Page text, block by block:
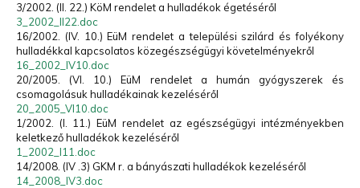
3/2002. (II. 22.) KöM rendelet a hulladékok égetéséről
3_2002_II22.doc
16/2002. (IV. 10.) EüM rendelet a települési szilárd és folyékony
hulladékkal kapcsolatos közegészségügyi követelményekről
16_2002_IV10.doc
20/2005. (VI. 10.) EüM rendelet a humán gyógyszerek és
csomagolásuk hulladékainak kezeléséről
20_2005_VI10.doc
1/2002. (I. 11.) EüM rendelet az egészségügyi intézményekben
keletkező hulladékok kezeléséről
1_2002_I11.doc
14/2008. (IV .3) GKM r. a bányászati hulladékok kezeléséről
14_2008_IV3.doc